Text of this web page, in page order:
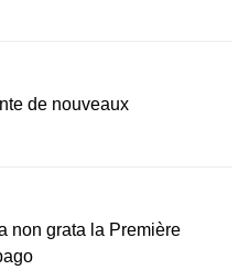
de nouveaux
non grata la Première